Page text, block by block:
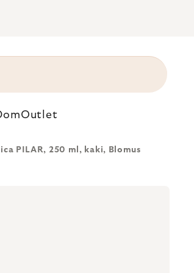
Outlet
PILAR, 250 ml, kaki, Blomus